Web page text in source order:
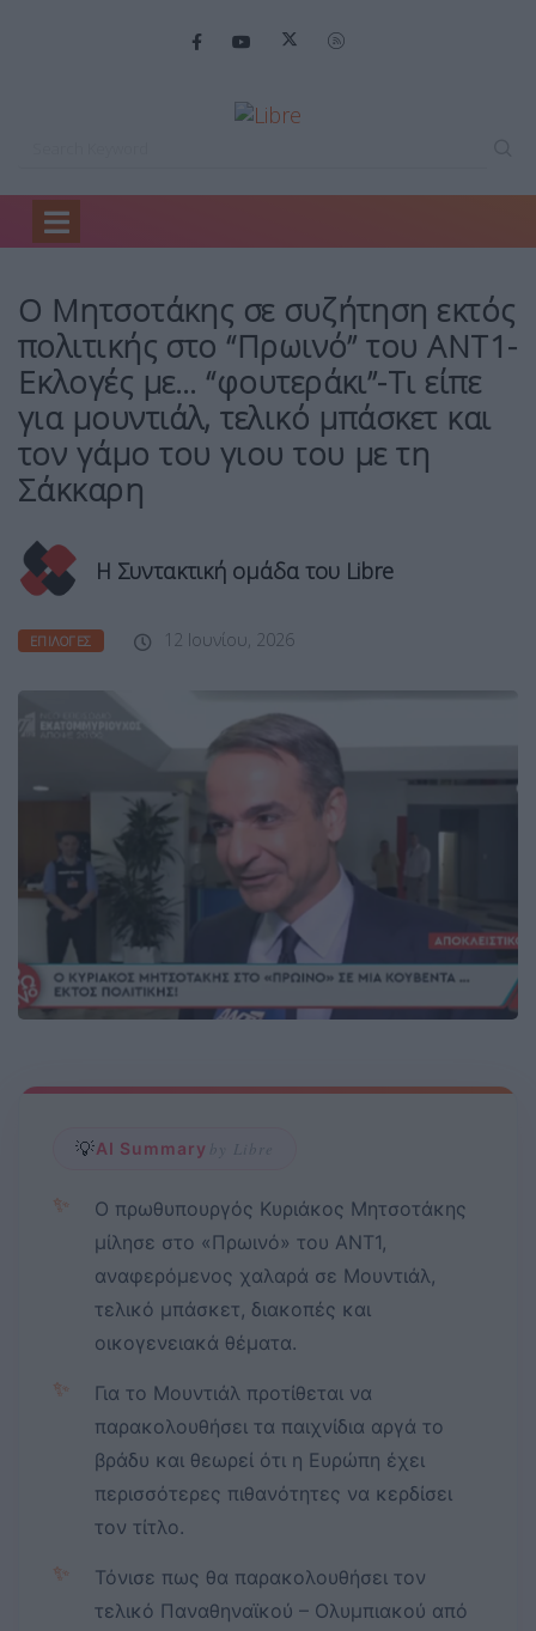
Home
Ο Μητσοτάκης σε συζήτηση εκτός
πολιτικής στο “Πρωινό” του ΑΝΤ1-
Εκλογές με… “φουτεράκι”-Τι είπε
για μουντιάλ, τελικό μπάσκετ και
τον γάμο του γιου του με τη
Σάκκαρη
Η Συντακτική ομάδα του Libre
ΕΠΙΛΟΓΈΣ 12 Ιουνίου, 2026
💡AI Summary by Libre
✨
Ο πρωθυπουργός Κυριάκος Μητσοτάκης
μίλησε στο «Πρωινό» του ΑΝΤ1,
αναφερόμενος χαλαρά σε Μουντιάλ,
τελικό μπάσκετ, διακοπές και
οικογενειακά θέματα.
✨
Για το Μουντιάλ προτίθεται να
παρακολουθήσει τα παιχνίδια αργά το
βράδυ και θεωρεί ότι η Ευρώπη έχει
περισσότερες πιθανότητες να κερδίσει
τον τίτλο.
✨
Τόνισε πως θα παρακολουθήσει τον
τελικό Παναθηναϊκού – Ολυμπιακού από